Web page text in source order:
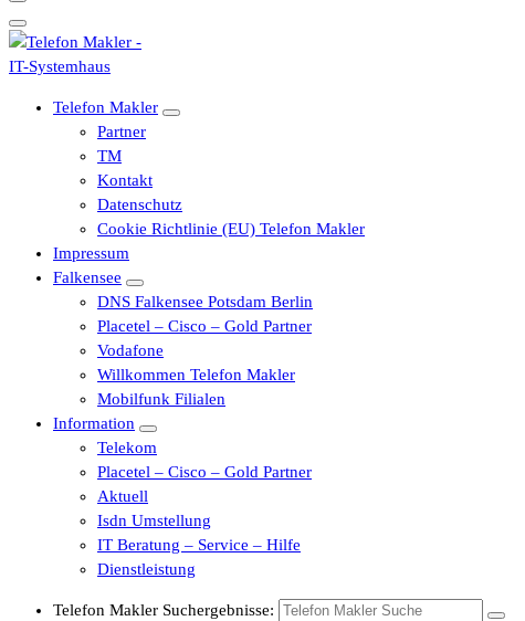
Telefon Makler
Partner
TM
Kontakt
Datenschutz
Cookie Richtlinie (EU) Telefon Makler
Impressum
Falkensee
DNS Falkensee Potsdam Berlin
Placetel – Cisco – Gold Partner
Vodafone
Willkommen Telefon Makler
Mobilfunk Filialen
Information
Telekom
Placetel – Cisco – Gold Partner
Aktuell
Isdn Umstellung
IT Beratung – Service – Hilfe
Dienstleistung
Telefon Makler Suchergebnisse: